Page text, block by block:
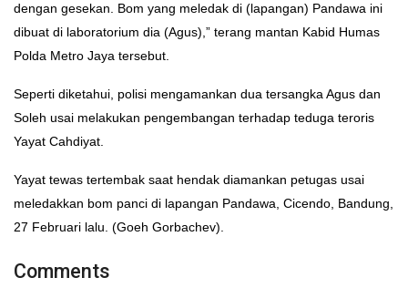
dengan gesekan. Bom yang meledak di (lapangan) Pandawa ini
dibuat di laboratorium dia (Agus),” terang mantan Kabid Humas
Polda Metro Jaya tersebut.
Seperti diketahui, polisi mengamankan dua tersangka Agus dan
Soleh usai melakukan pengembangan terhadap teduga teroris
Yayat Cahdiyat.
Yayat tewas tertembak saat hendak diamankan petugas usai
meledakkan bom panci di lapangan Pandawa, Cicendo, Bandung,
27 Februari lalu. (Goeh Gorbachev).
Comments